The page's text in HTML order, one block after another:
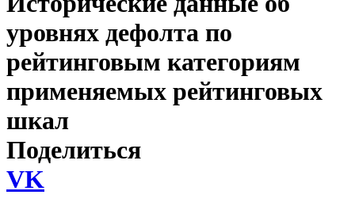
уровнях дефолта по
рейтинговым категориям
применяемых рейтинговых
шкал
Поделиться
VK